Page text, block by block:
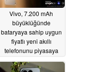
Vivo, 7.200 mAh
büyüklüğünde
bataryaya sahip uygun
fiyatlı yeni akıllı
telefonunu piyasaya
sürdü05/30/2026